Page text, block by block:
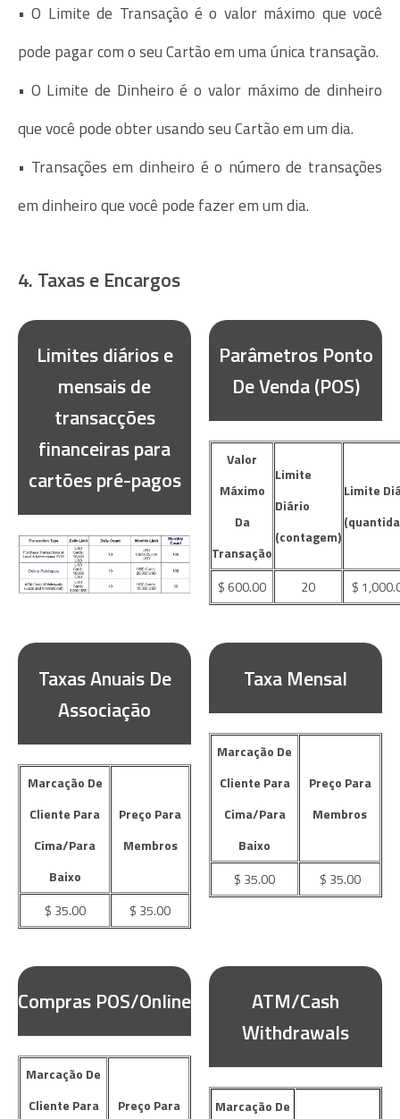
• O Limite de Transação é o valor máximo que você
pode pagar com o seu Cartão em uma única transação.
• O Limite de Dinheiro é o valor máximo de dinheiro
que você pode obter usando seu Cartão em um dia.
• Transações em dinheiro é o número de transações
em dinheiro que você pode fazer em um dia.
4. Taxas e Encargos
Limites diários e
mensais de
transacções
financeiras para
cartões pré-pagos
Parâmetros Ponto
De Venda (POS)
Valor
Máximo
Da
Transação
Limite
Diário
(contagem)
Limite
$ 600.00 20 $
Taxas Anuais De
Associação
Marcação De
Cliente Para
Cima/Para
Baixo
Preço Para
Membros
$ 35.00 $ 35.00
Taxa Mensal
Marcação De
Cliente Para
Cima/Para
Baixo
Preço Para
Membros
$ 35.00 $ 35.00
Compras POS/Online
Marcação De
Cliente Para
Preço Para
ATM/Cash
Withdrawals
Marcação De